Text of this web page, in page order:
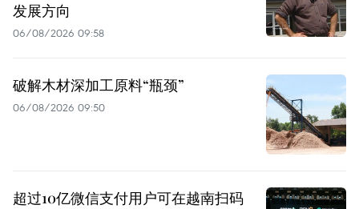
发展方向
06/08/2026 09:58
破解木材深加工原料“瓶颈”
06/08/2026 09:50
超过10亿微信支付用户可在越南扫码